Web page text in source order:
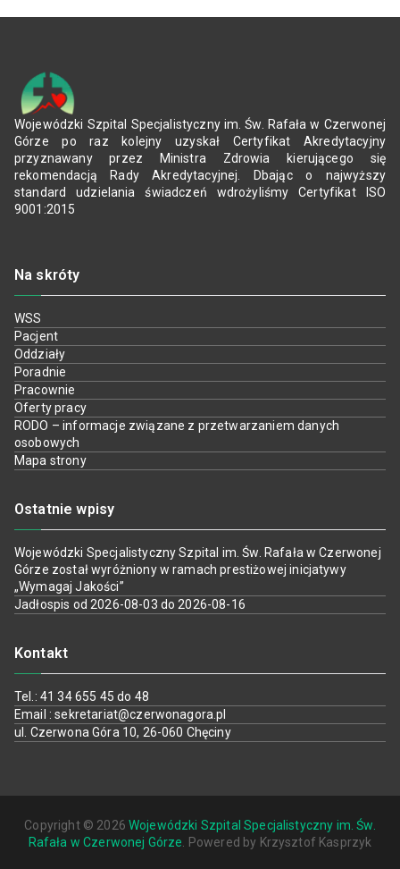
Wojewódzki Szpital Specjalistyczny im. Św. Rafała w Czerwonej
Górze po raz kolejny uzyskał Certyfikat Akredytacyjny
przyznawany przez Ministra Zdrowia kierującego się
rekomendacją Rady Akredytacyjnej. Dbając o najwyższy
standard udzielania świadczeń wdrożyliśmy Certyfikat ISO
9001:2015
Na skróty
WSS
Pacjent
Oddziały
Poradnie
Pracownie
Oferty pracy
RODO – informacje związane z przetwarzaniem danych
osobowych
Mapa strony
Ostatnie wpisy
Wojewódzki Specjalistyczny Szpital im. Św. Rafała w Czerwonej
Górze został wyróżniony w ramach prestiżowej inicjatywy
„Wymagaj Jakości”
Jadłospis od 2026-08-03 do 2026-08-16
Kontakt
Tel.: 41 34 655 45 do 48
Email : sekretariat@czerwonagora.pl
ul. Czerwona Góra 10, 26-060 Chęciny
Copyright © 2026 Wojewódzki Szpital Specjalistyczny im. Św.
Rafała w Czerwonej Górze . Powered by Krzysztof Kasprzyk